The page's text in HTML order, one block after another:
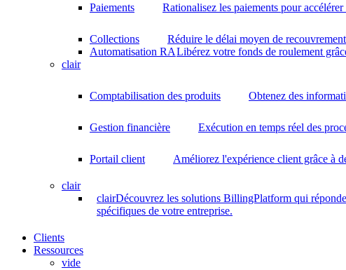
Paiements Rationalisez les paiements pour
Collections
Réduire le délai moyen de
Automatisation RALibérez votre fonds de roulement
clair
Comptabilisation des produits Obtenez des
Gestion financière Exécution en temps réel des
Portail client Améliorez l'expérience client grâce à
clair
clairDécouvrez les solutions BillingPlatform qui
spécifiques de votre entreprise.
Clients
Ressources
vide